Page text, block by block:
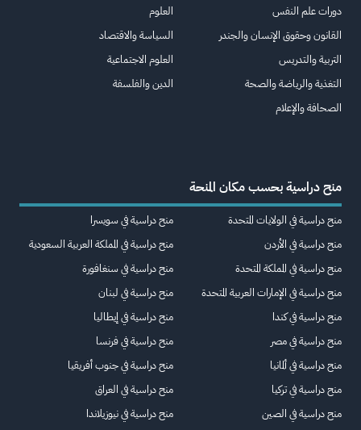
دورات علم النفس
القانون وحقوق الإنسان والجندر
التربية والتدريس
التغذية والرياضة والصحة
الصحافة والإعلام
العلوم
السياسة والاقتصاد
العلوم الاجتماعية
الدين والفلسفة
منح دراسية بحسب مكان المنحة
منح دراسية في الولايات المتحدة
منح دراسية في الأردن
منح دراسية في المملكة المتحدة
منح دراسية في الإمارات العربية المتحدة
منح دراسية في كندا
منح دراسية في مصر
منح دراسية في ألمانيا
منح دراسية في تركيا
منح دراسية في الصين
منح دراسية في سويسرا
منح دراسية في المملكة العربية السعودية
منح دراسية في سنغافورة
منح دراسية في لبنان
منح دراسية في إيطاليا
منح دراسية في فرنسا
منح دراسية في جنوب أفريقيا
منح دراسية في العراق
منح دراسية في نيوزيلاندا